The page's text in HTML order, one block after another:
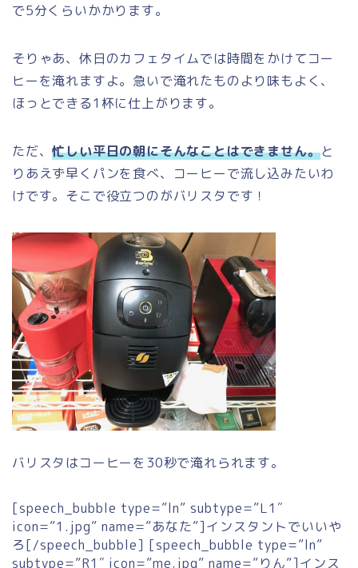
で5分くらいかかります。
そりゃあ、休日のカフェタイムでは時間をかけてコー
ヒーを淹れますよ。急いで淹れたものより味もよく、
ほっとできる1杯に仕上がります。
ただ、忙しい平日の朝にそんなことはできません。と
りあえず早くパンを食べ、コーヒーで流し込みたいわ
けです。そこで役立つのがバリスタです！
バリスタはコーヒーを30秒で淹れられます。
[speech_bubble type=”ln” subtype=”L1″
icon=”1.jpg” name=”あなた”]インスタントでいいや
ろ[/speech_bubble] [speech_bubble type=”ln”
subtype=”R1″ icon=”me.jpg” name=”りん”]インス